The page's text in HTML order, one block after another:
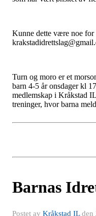
Kunne dette være noe for
Turn og moro er et
barn 4-5 år onsdager kl
medlemskap i Kråkstad
treninger, hvor barna
Barnas
Postet av Kråkstad ILden